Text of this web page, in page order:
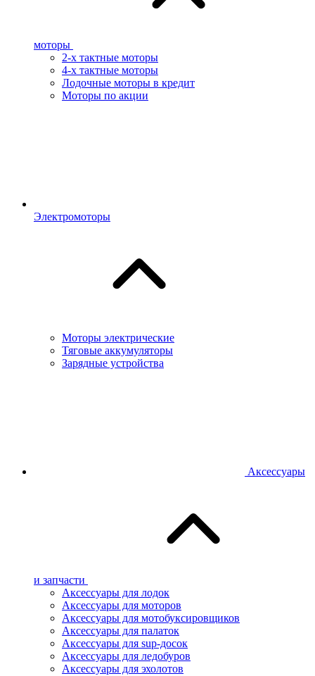
моторы
2-х тактные моторы
4-х тактные моторы
Лодочные моторы в кредит
Моторы по акции
Электромоторы
Моторы электрические
Тяговые аккумуляторы
Зарядные устройства
Аксессуары
и запчасти
Аксессуары для лодок
Аксессуары для моторов
Аксессуары для мотобуксировщиков
Аксессуары для палаток
Аксессуары для sup-досок
Аксессуары для ледобуров
Аксессуары для эхолотов